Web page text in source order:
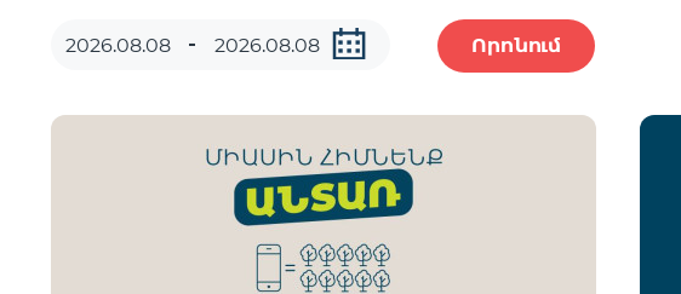
Որոնում